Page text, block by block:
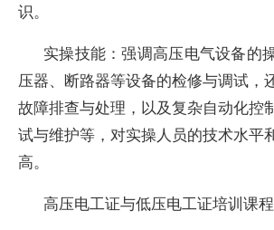
识。
实操技能：强调高压电气设备的
压器、断路器等设备的检修与调试，
故障排查与处理，以及复杂自动化控
试与维护等，对实操人员的技术水平
高。
高压电工证与低压电工证培训课程